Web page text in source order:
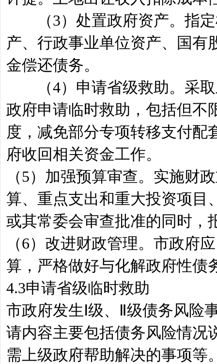
（3）处置政府资产。指定
产、行政事业单位资产、国有
金偿还债务。
（4）申请省级救助。采取
政府申请临时救助，包括但不
度，减免部分专项转移支付配
府收回相关资金工作。
（5）加强预算审查。实施财
算、重点支出和重大投资项目
或其常委会审查批准的同时，
（6）改进财政管理。市政府
算，严格做好与化解政府性债
4.3申请省级临时救助
市政府发生Ⅰ级、Ⅱ级债务风险
请内容主要包括债务风险情况
需上级政府帮助解决的事项等